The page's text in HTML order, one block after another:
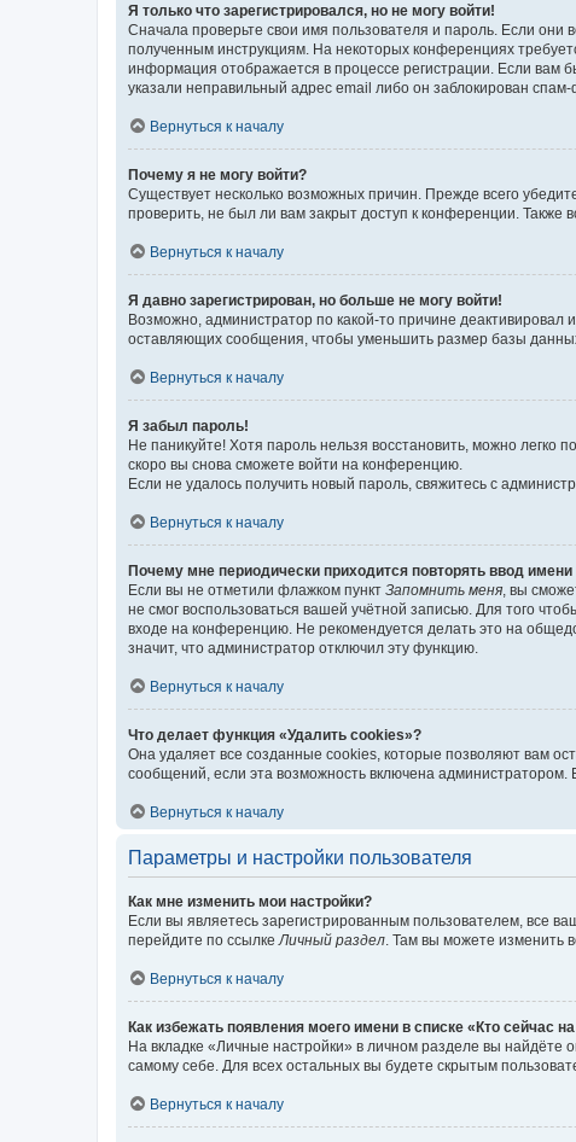
Я только что зарегистрировался, но не могу войти!
Сначала проверьте свои имя пользователя и пароль. Если они
полученным инструкциям. На некоторых конференциях
информация отображается в процессе регистрации. Если вам
указали неправильный адрес email либо он заблокирован
Вернуться к началу
Почему я не могу войти?
Существует несколько возможных причин. Прежде всего
проверить, не был ли вам закрыт доступ к конференции.
Вернуться к началу
Я давно зарегистрирован, но больше не могу войти!
Возможно, администратор по какой-то причине
оставляющих сообщения, чтобы уменьшить размер базы
Вернуться к началу
Я забыл пароль!
Не паникуйте! Хотя пароль нельзя восстановить, можно
скоро вы снова сможете войти на конференцию.
Если не удалось получить новый пароль, свяжитесь с
Вернуться к началу
Почему мне периодически приходится повторять ввод имени
Если вы не отметили флажком пункт Запомнить меня , вы
не смог воспользоваться вашей учётной записью. Для того
входе на конференцию. Не рекомендуется делать это на
значит, что администратор отключил эту функцию.
Вернуться к началу
Что делает функция «Удалить cookies»?
Она удаляет все созданные cookies, которые позволяют вам
сообщений, если эта возможность включена
Вернуться к началу
Параметры и настройки пользователя
Как мне изменить мои настройки?
Если вы являетесь зарегистрированным пользователем, все
перейдите по ссылке Личный раздел . Там вы можете изменить
Вернуться к началу
Как избежать появления моего имени в списке «Кто сейчас
На вкладке «Личные настройки» в личном разделе вы найдёте
самому себе. Для всех остальных вы будете скрытым
Вернуться к началу